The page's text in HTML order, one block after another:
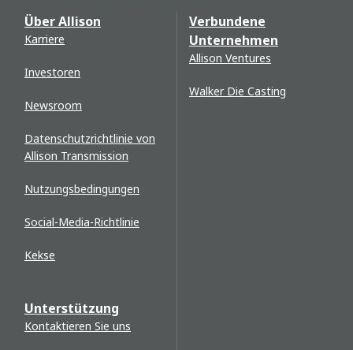
Über Allison
Karriere
Investoren
Newsroom
Datenschutzrichtlinie von
Allison Transmission
Nutzungsbedingungen
Social-Media-Richtlinie
Kekse
Unterstützung
Kontaktieren Sie uns
Verbundene
Unternehmen
Allison Ventures
Walker Die Casting